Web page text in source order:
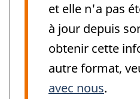
et elle n'a pas
à jour depuis
obtenir cette
autre format,
avec nous.